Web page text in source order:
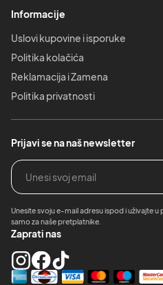
Informacije
Uslovi kupovine i isporuke
Politika kolačića
Reklamacija i Zamena
Politika privatnosti
Prijavi se na naš newsletter
Unesite svoju e-mail adresu ispod i uživajte
samo za naše pretplatnike.
Zaprati nas